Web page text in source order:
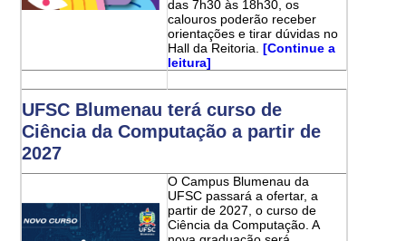
das 7h30 às 18h30, os
calouros poderão receber
orientações e tirar dúvidas no
Hall da Reitoria.[Continue a
leitura]
UFSC Blumenau terá curso de
Ciência da Computação a partir de
2027
O Campus Blumenau da
UFSC passará a ofertar, a
partir de 2027, o curso de
Ciência da Computação. A